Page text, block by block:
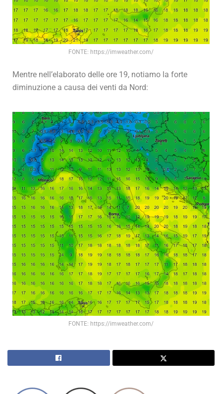
FONTE: https://imweather.com/
Mentre nell’elaborato delle ore 19, notiamo la forte
diminuzione a causa dei venti da Nord:
FONTE: https://imweather.com/